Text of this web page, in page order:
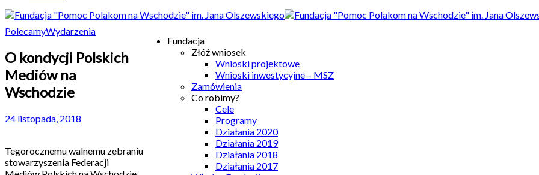
Fundacja
Złóż wniosek
Wnioski projektowe
Wnioski inwestycyjne – MSZ
Zamówienia
Co robimy?
Cele
Programy
Działania 2020
Działania 2019
Działania 2018
Działania 2017
PolecamyWydarzenia
O kondycji Polskich
Mediów na
Wschodzie
24 listopada, 2018
Tegorocznemu walnemu zebraniu
stowarzyszenia Federacji